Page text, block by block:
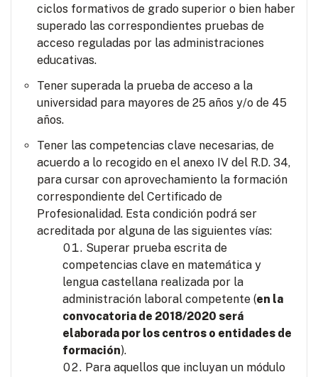
ciclos formativos de grado superior o bien haber
superado las correspondientes pruebas de
acceso reguladas por las administraciones
educativas.
Tener superada la prueba de acceso a la
universidad para mayores de 25 años y/o de 45
años.
Tener las competencias clave necesarias, de
acuerdo a lo recogido en el anexo IV del R.D. 34,
para cursar con aprovechamiento la formación
correspondiente del Certificado de
Profesionalidad. Esta condición podrá ser
acreditada por alguna de las siguientes vías:
Superar prueba escrita de
competencias clave en matemática y
lengua castellana realizada por la
administración laboral competente (en la
convocatoria de 2018/2020 será
elaborada por los centros o entidades de
formación).
Para aquellos que incluyan un módulo